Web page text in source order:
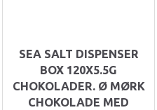
SEA SALT DISPENSER
BOX 120X5.5G
CHOKOLADER. Ø MØRK
CHOKOLADE MED